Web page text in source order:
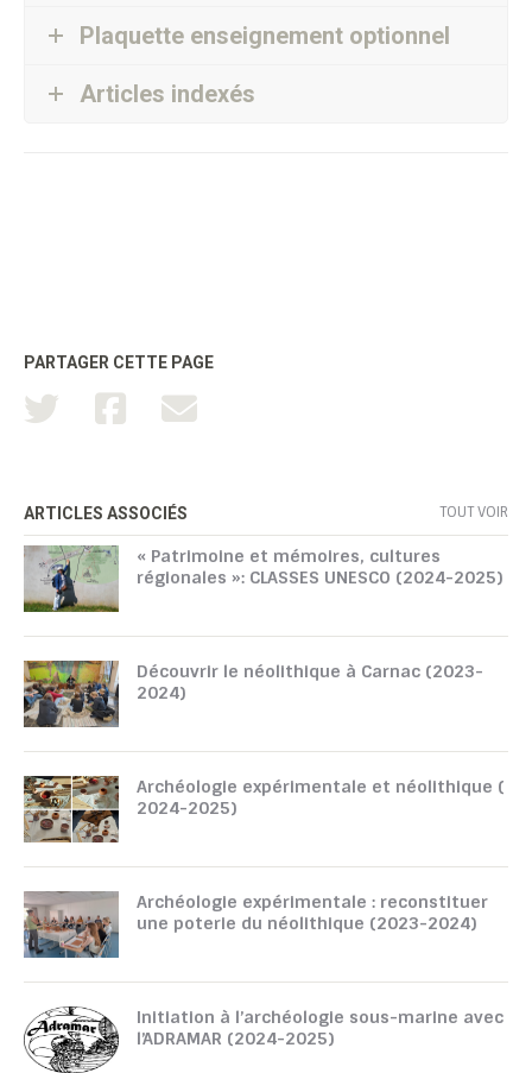
Plaquette enseignement optionnel
Articles indexés
PARTAGER CETTE PAGE
ARTICLES ASSOCIÉS TOUT VOIR
« Patrimoine et mémoires, cultures
régionales »: CLASSES UNESCO (2024-2025)
Découvrir le néolithique à Carnac (2023-
2024)
Archéologie expérimentale et néolithique (
2024-2025)
Archéologie expérimentale : reconstituer
une poterie du néolithique (2023-2024)
Initiation à l’archéologie sous-marine avec
l’ADRAMAR (2024-2025)